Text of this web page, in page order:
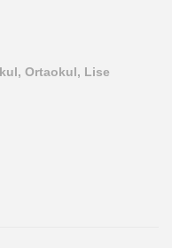
Ortaokul, Lise